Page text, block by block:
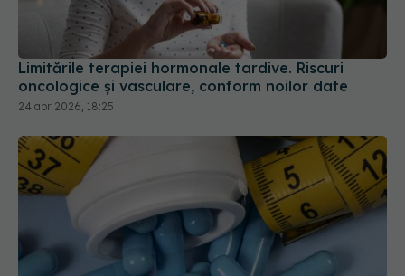
Limitările terapiei hormonale tardive. Riscuri
oncologice și vasculare, conform noilor date
24 apr 2026, 18:25